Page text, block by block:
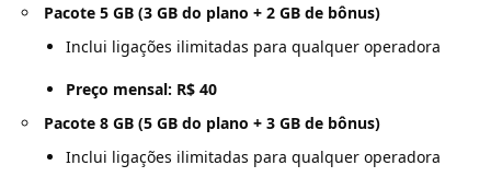
Pacote 5 GB (3 GB do plano + 2 GB de bônus)
Inclui ligações ilimitadas para qualquer operadora
Preço mensal: R$ 40
Pacote 8 GB (5 GB do plano + 3 GB de bônus)
Inclui ligações ilimitadas para qualquer operadora